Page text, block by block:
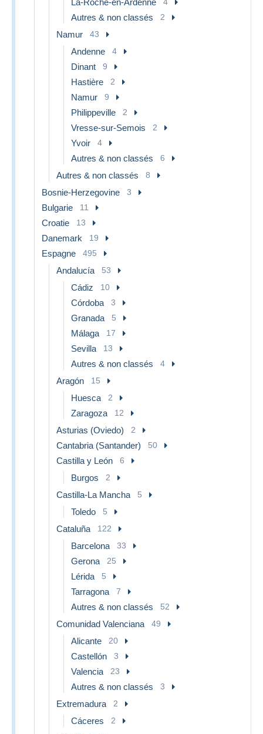
Autres & non classés 2
Namur 43
Andenne 4
Dinant 9
Hastière 2
Namur 9
Philippeville 2
Vresse-sur-Semois 2
Yvoir 4
Autres & non classés 6
Autres & non classés 8
Bosnie-Herzegovine 3
Bulgarie 11
Croatie 13
Danemark 19
Espagne 495
Andalucía 53
Cádiz 10
Córdoba 3
Granada 5
Málaga 17
Sevilla 13
Autres & non classés 4
Aragón 15
Huesca 2
Zaragoza 12
Asturias (Oviedo) 2
Cantabria (Santander) 50
Castilla y León 6
Burgos 2
Castilla-La Mancha 5
Toledo 5
Cataluña 122
Barcelona 33
Gerona 25
Lérida 5
Tarragona 7
Autres & non classés 52
Comunidad Valenciana 49
Alicante 20
Castellón 3
Valencia 23
Autres & non classés 3
Extremadura 2
Cáceres 2